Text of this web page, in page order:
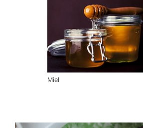
Miel